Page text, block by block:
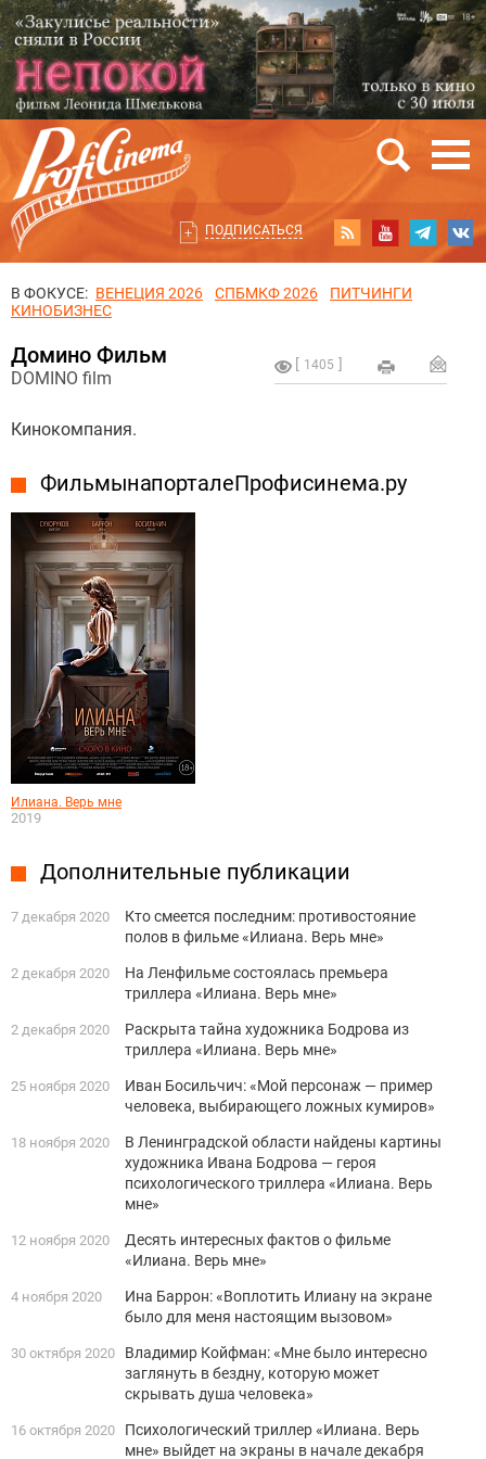
ПОДПИСАТЬСЯ
В ФОКУСЕ: ВЕНЕЦИЯ 2026 СПБМКФ 2026
ПИТЧИНГИ
КИНОБИЗНЕС
1405
Домино Фильм
DOMINO film
Кинокомпания.
Фильмы на портале Профисинема.ру
Илиана. Верь мне
2019
Дополнительные публикации
7 декабря 2020
Кто смеется последним: противостояние
полов в фильме «Илиана. Верь мне»
2 декабря 2020
На Ленфильме состоялась премьера
триллера «Илиана. Верь мне»
2 декабря 2020
Раскрыта тайна художника Бодрова из
триллера «Илиана. Верь мне»
25 ноября 2020
Иван Босильчич: «Мой персонаж — пример
человека, выбирающего ложных кумиров»
18 ноября 2020
В Ленинградской области найдены картины
художника Ивана Бодрова — героя
психологического триллера «Илиана. Верь
мне»
12 ноября 2020
Десять интересных фактов о фильме
«Илиана. Верь мне»
4 ноября 2020
Ина Баррон: «Воплотить Илиану на экране
было для меня настоящим вызовом»
30 октября 2020
Владимир Койфман: «Мне было интересно
заглянуть в бездну, которую может
скрывать душа человека»
16 октября 2020
Психологический триллер «Илиана. Верь
мне» выйдет на экраны в начале декабря